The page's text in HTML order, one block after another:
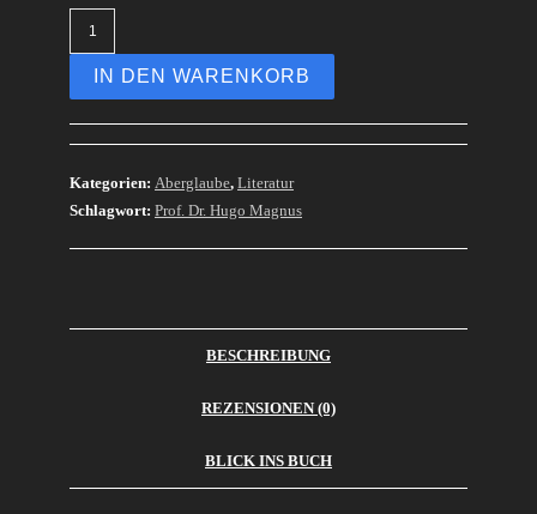
IN DEN WARENKORB
Kategorien: Aberglaube, Literatur
Schlagwort: Prof. Dr. Hugo Magnus
BESCHREIBUNG
REZENSIONEN (0)
BLICK INS BUCH